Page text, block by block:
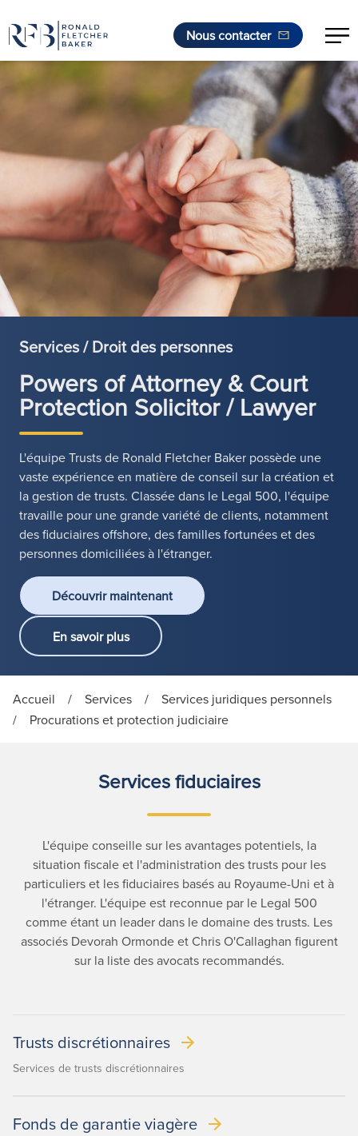
Nous contacter
Services / Droit des personnes
Powers of Attorney & Court
Protection Solicitor / Lawyer
L'équipe Trusts de Ronald Fletcher Baker possède une
vaste expérience en matière de conseil sur la création et
la gestion de trusts. Classée dans le Legal 500, l'équipe
travaille pour une grande variété de clients, notamment
des fiduciaires offshore, des familles fortunées et des
personnes domiciliées à l'étranger.
Découvrir maintenant
En savoir plus
Accueil / Services /
Services juridiques personnels
/
Procurations et protection judiciaire
Services fiduciaires
L'équipe conseille sur les avantages potentiels, la
situation fiscale et l'administration des trusts pour les
particuliers et les fiduciaires basés au Royaume-Uni et à
l'étranger. L'équipe est reconnue par le Legal 500
comme étant un leader dans le domaine des trusts. Les
associés Devorah Ormonde et Chris O'Callaghan figurent
sur la liste des avocats recommandés.
Trusts discrétionnaires
Services de trusts discrétionnaires
Fonds de garantie viagère